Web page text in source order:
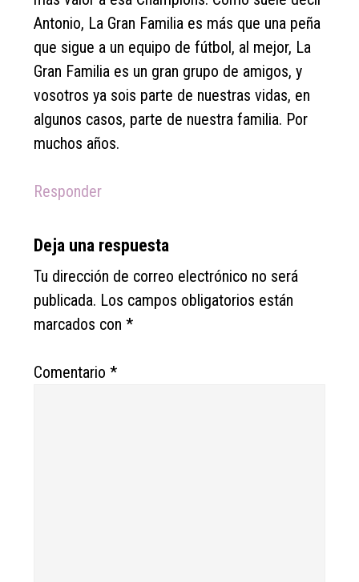
Antonio, La Gran Familia es más que una peña
que sigue a un equipo de fútbol, al mejor, La
Gran Familia es un gran grupo de amigos, y
vosotros ya sois parte de nuestras vidas, en
algunos casos, parte de nuestra familia. Por
muchos años.
Responder
Deja una respuesta
Tu dirección de correo electrónico no será
publicada. Los campos obligatorios están
marcados con*
Comentario*